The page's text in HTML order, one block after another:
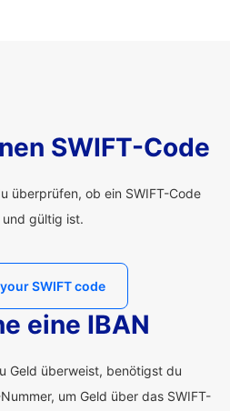
SWIFT-Code
überprüfen, ob ein SWIFT-Code
gültig ist.
SWIFT code
eine IBAN
Geld überweist, benötigst du
um Geld über das SWIFT-